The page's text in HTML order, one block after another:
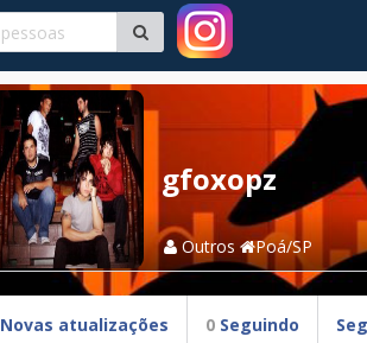
gfoxopz
Outros Poá/SP
Novas atualizações 0 Seguindo